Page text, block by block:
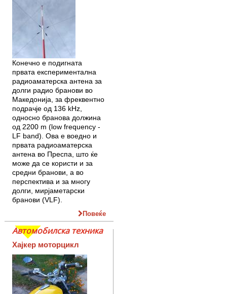
Конечно е подигната
првата експериментална
радиоаматерска антена за
долги радио бранови во
Македонија, за фреквентно
подрачје од 136 kHz,
односно бранова должина
од 2200 m (low frequency -
LF band). Ова е воедно и
првата радиоаматерска
антена во Преспа, што ќе
може да се користи и за
средни бранови, а во
перспектива и за многу
долги, мирјаметарски
бранови (VLF).
Повеќе
Автомобилска техника
Хајкер моторцикл